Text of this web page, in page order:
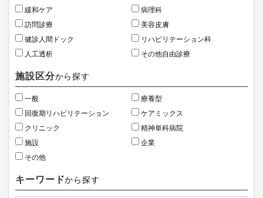
緩和ケア
病理科
訪問診療
美容皮膚
健診人間ドック
リハビリテーション科
人工透析
その他自由診療
施設区分から探す
一般
療養型
回復期リハビリテーション
ケアミックス
クリニック
精神単科病院
施設
企業
その他
キーワードから探す